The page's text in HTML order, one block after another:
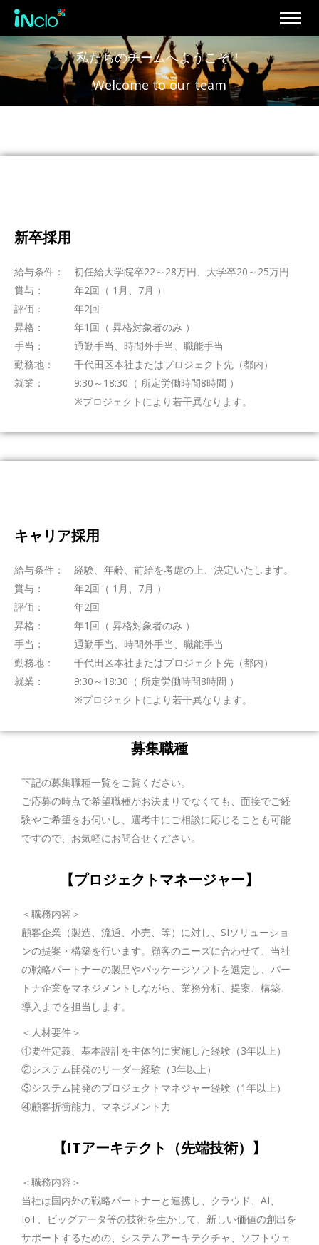
私たちのチームへようこそ！
Welcome to our team
新卒採用
給与条件： 初任給大学院卒22～28万円、大学卒20～25万円
賞与： 年2回（ 1月、7月 ）
評価： 年2回
昇格： 年1回（ 昇格対象者のみ ）
手当： 通勤手当、時間外手当、職能手当
勤務地： 千代田区本社またはプロジェクト先（都内）
就業： 9:30～18:30（ 所定労働時間8時間 ）
※プロジェクトにより若干異なります。
キャリア採用
給与条件： 経験、年齢、前給を考慮の上、決定いたします。
賞与： 年2回（ 1月、7月 ）
評価： 年2回
昇格： 年1回（ 昇格対象者のみ ）
手当： 通勤手当、時間外手当、職能手当
勤務地： 千代田区本社またはプロジェクト先（都内）
就業： 9:30～18:30（ 所定労働時間8時間 ）
※プロジェクトにより若干異なります。
募集職種
下記の募集職種一覧をご覧ください。
ご応募の時点で希望職種がお決まりでなくても、面接でご経
験やご希望をお伺いし、選考中にご相談に応じることも可能
ですので、お気軽にお問合せください。
【プロジェクトマネージャー】
＜職務内容＞
顧客企業（製造、流通、小売、等）に対し、SIソリューショ
ンの提案・構築を行います。顧客のニーズに合わせて、当社
の戦略パートナーの製品やパッケージソフトを選定し、パー
トナ企業をマネジメントしながら、業務分析、提案、構築、
導入までを担当します。
＜人材要件＞
①要件定義、基本設計を主体的に実施した経験（3年以上）
②システム開発のリーダー経験（3年以上）
③システム開発のプロジェクトマネジャー経験（1年以上）
④顧客折衝能力、マネジメント力
【ITアーキテクト（先端技術）】
＜職務内容＞
当社は国内外の戦略パートナーと連携し、クラウド、AI、
IoT、ビッグデータ等の技術を生かして、新しい価値の創出を
サポートするための、システムアーキテクチャ、ソフトウェ